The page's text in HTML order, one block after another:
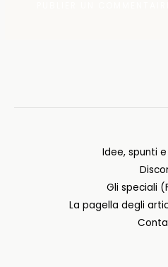
Idee, spunti
Gli speciali
La pagella degli